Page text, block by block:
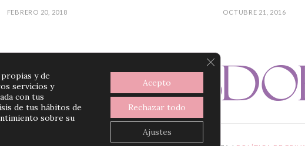
FEBRERO 20, 2018 OCTUBRE 21, 2016
y de
servicios y
con tus
de tus hábitos de
sobre su
Acepto
Rechazar todo
Ajustes
CERRAR EL